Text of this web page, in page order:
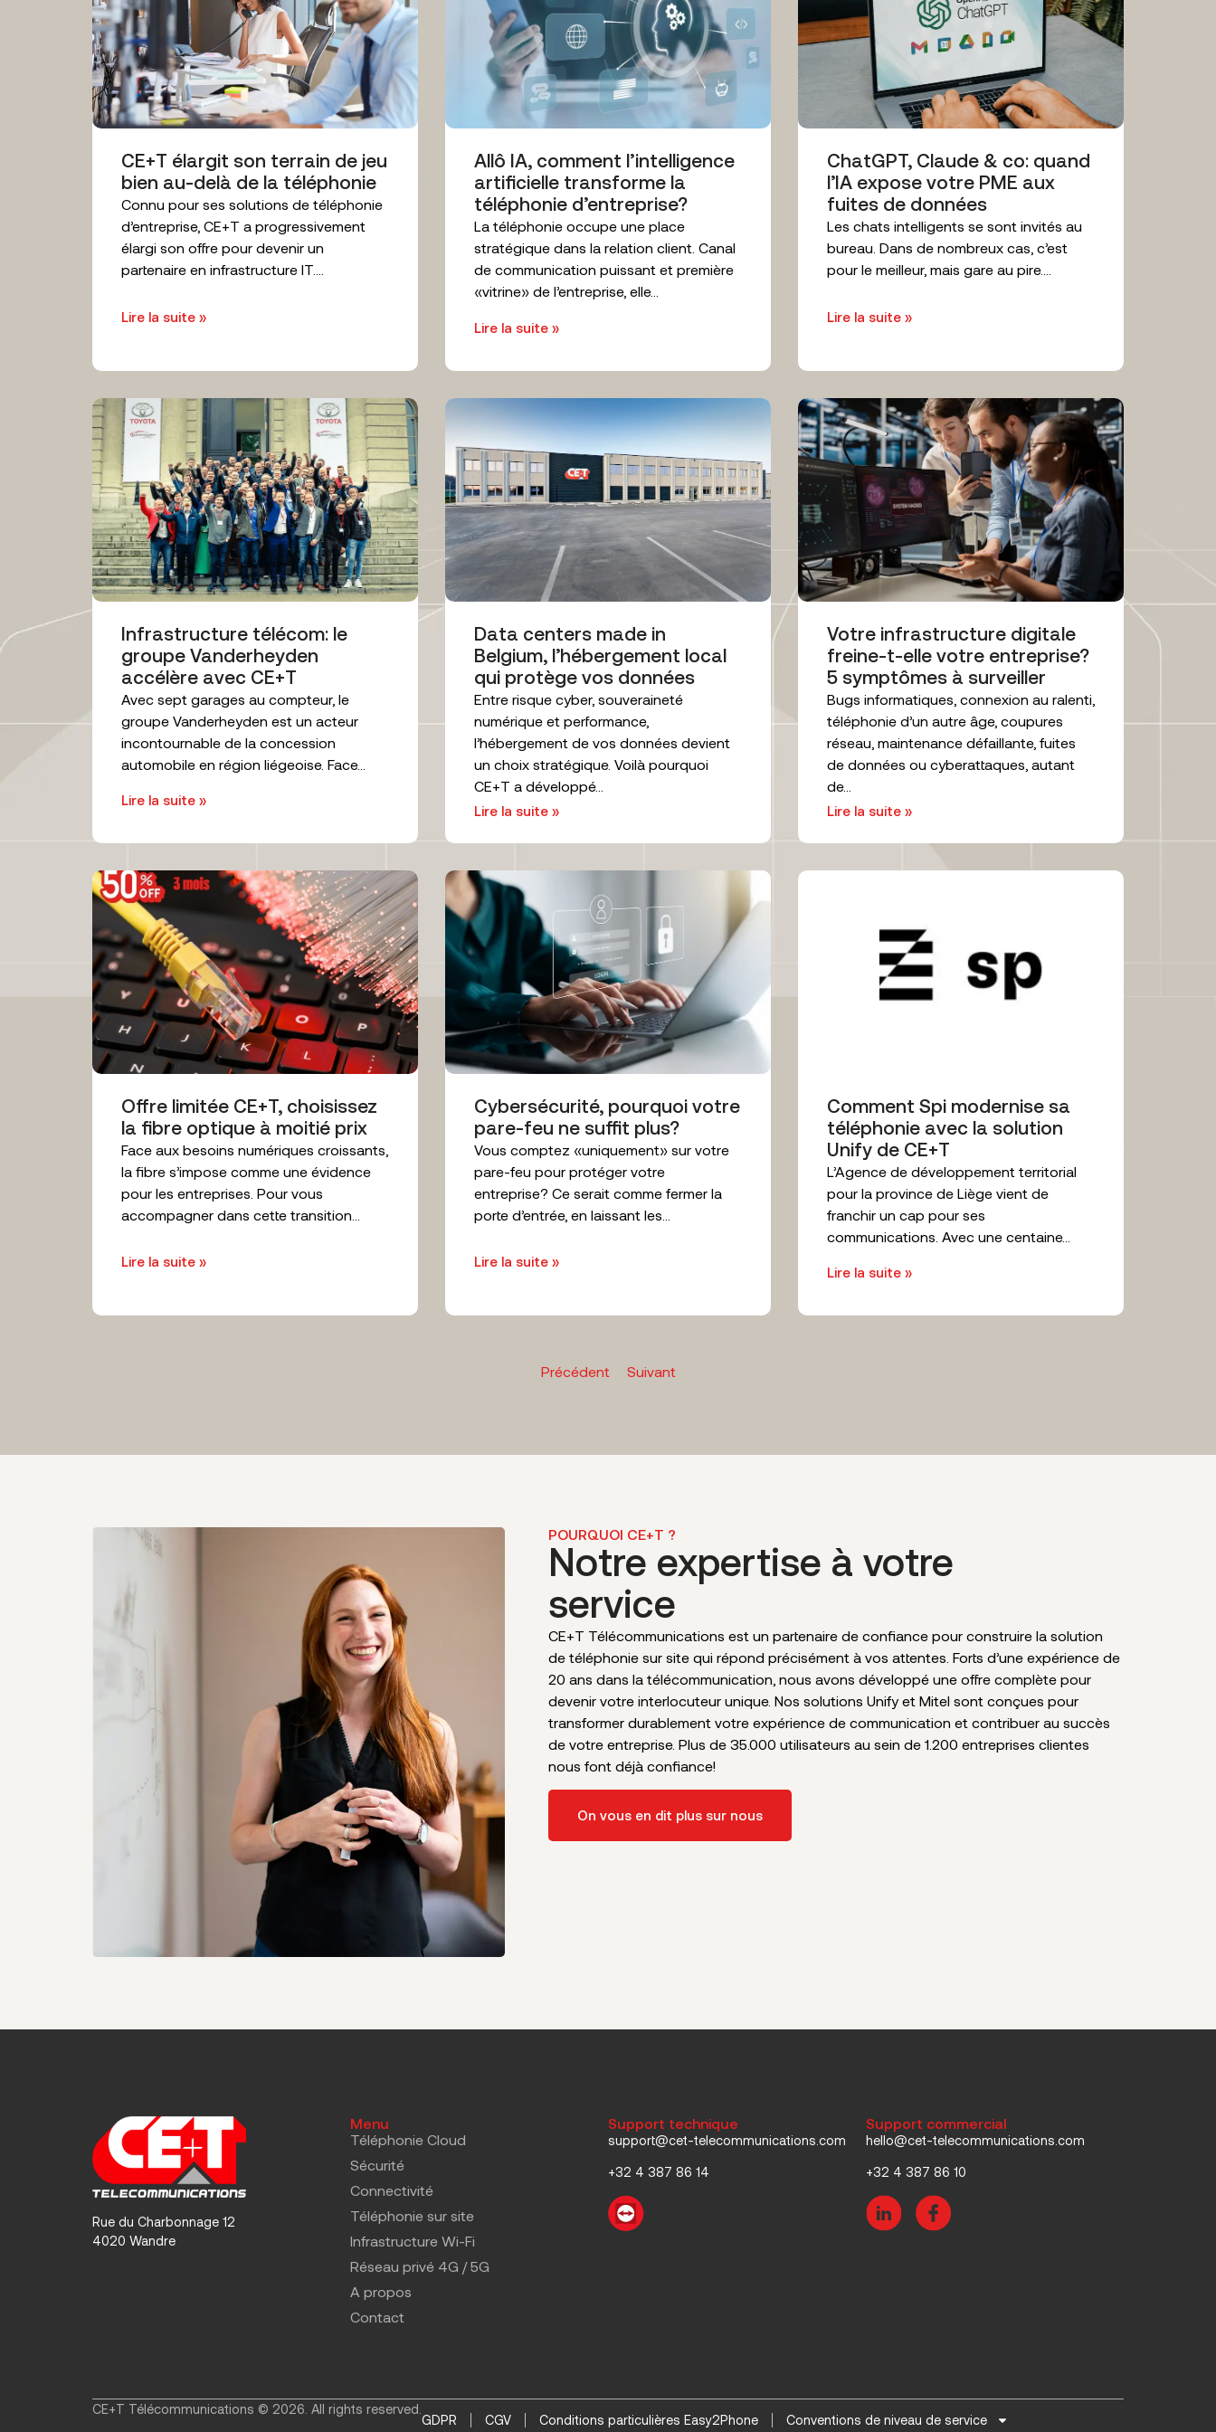
CE+T élargit son terrain de jeu
bien au-delà de la téléphonie
Connu pour ses solutions de téléphonie
d’entreprise, CE+T a progressivement
élargi son offre pour devenir un
partenaire en infrastructure IT....
Lire la suite »
Allô IA, comment l’intelligence
artificielle transforme la
téléphonie d’entreprise?
La téléphonie occupe une place
stratégique dans la relation client. Canal
de communication puissant et première
«vitrine» de l’entreprise, elle...
Lire la suite »
ChatGPT, Claude & co: quand
l’IA expose votre PME aux
fuites de données
Les chats intelligents se sont invités au
bureau. Dans de nombreux cas, c’est
pour le meilleur, mais gare au pire....
Lire la suite »
Infrastructure télécom: le
groupe Vanderheyden
accélère avec CE+T
Avec sept garages au compteur, le
groupe Vanderheyden est un acteur
incontournable de la concession
automobile en région liégeoise. Face...
Lire la suite »
Data centers made in
Belgium, l’hébergement local
qui protège vos données
Entre risque cyber, souveraineté
numérique et performance,
l’hébergement de vos données devient
un choix stratégique. Voilà pourquoi
CE+T a développé...
Lire la suite »
Votre infrastructure digitale
freine-t-elle votre entreprise?
5 symptômes à surveiller
Bugs informatiques, connexion au ralenti,
téléphonie d’un autre âge, coupures
réseau, maintenance défaillante, fuites
de données ou cyberattaques, autant
de...
Lire la suite »
Offre limitée CE+T, choisissez
la fibre optique à moitié prix
Face aux besoins numériques croissants,
la fibre s’impose comme une évidence
pour les entreprises. Pour vous
accompagner dans cette transition...
Lire la suite »
Cybersécurité, pourquoi votre
pare-feu ne suffit plus?
Vous comptez «uniquement» sur votre
pare-feu pour protéger votre
entreprise? Ce serait comme fermer la
porte d’entrée, en laissant les...
Lire la suite »
Comment Spi modernise sa
téléphonie avec la solution
Unify de CE+T
L’Agence de développement territorial
pour la province de Liège vient de
franchir un cap pour ses
communications. Avec une centaine...
Lire la suite »
Précédent Suivant
POURQUOI CE+T ?
Notre expertise à votre
service
CE+T Télécommunications est un partenaire de confiance pour construire la solution
de téléphonie sur site qui répond précisément à vos attentes. Forts d’une expérience de
20 ans dans la télécommunication, nous avons développé une offre complète pour
devenir votre interlocuteur unique. Nos solutions Unify et Mitel sont conçues pour
transformer durablement votre expérience de communication et contribuer au succès
de votre entreprise. Plus de 35.000 utilisateurs au sein de 1.200 entreprises clientes
nous font déjà confiance!
On vous en dit plus sur nous
Rue du Charbonnage 12
4020 Wandre
Menu
Téléphonie Cloud
Sécurité
Connectivité
Téléphonie sur site
Infrastructure Wi-Fi
Réseau privé 4G / 5G
A propos
Contact
Support technique
support@cet-telecommunications.com
+32 4 387 86 14
Support commercial
hello@cet-telecommunications.com
+32 4 387 86 10
CE+T Télécommunications © 2026. All rights reserved.
GDPR CGV Conditions particulières Easy2Phone Conventions de niveau de service